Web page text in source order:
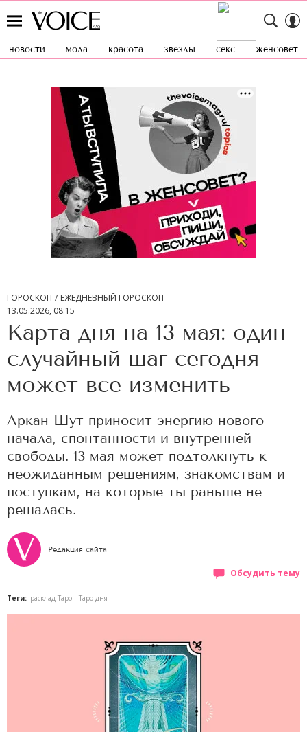
новости мода красота звезды секс женсовет
ГОРОСКОП
ЕЖЕДНЕВНЫЙ ГОРОСКОП
13.05.2026, 08:15
Карта дня на 13 мая: один
случайный шаг сегодня
может все изменить
Аркан Шут приносит энергию нового
начала, спонтанности и внутренней
свободы. 13 мая может подтолкнуть к
неожиданным решениям, знакомствам и
поступкам, на которые ты раньше не
решалась.
Редакция сайта
Обсудить тему
Теги: расклад Таро Таро дня